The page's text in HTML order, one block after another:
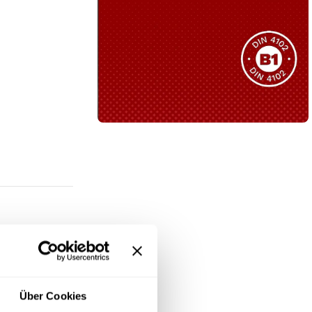
Über Cookies
Black
Sie haben nicht das passende
Produkt gefunden?
Wir helfen Ihnen gerne weiter!